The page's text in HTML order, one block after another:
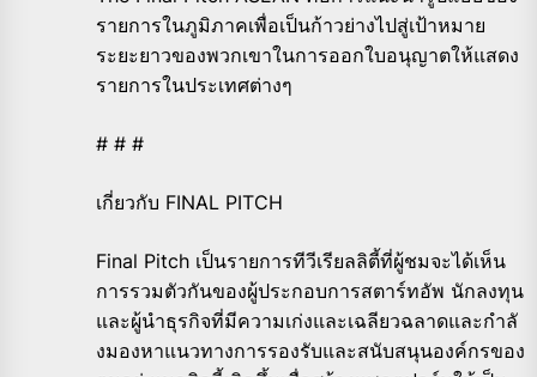
รายการในภูมิภาคเพื่อเป็นก้าวย่างไปสู่เป้าหมาย
ระยะยาวของพวกเขาในการออกใบอนุญาตให้แสดง
รายการในประเทศต่างๆ
# # #
เกี่ยวกับ FINAL PITCH
Final Pitch เป็นรายการทีวีเรียลลิตี้ที่ผู้ชมจะได้เห็น
การรวมตัวกันของผู้ประกอบการสตาร์ทอัพ นักลงทุน
และผู้นำธุรกิจที่มีความเก่งและเฉลียวฉลาดและกำลั
งมองหาแนวทางการรองรับและสนับสนุนองค์กรของ